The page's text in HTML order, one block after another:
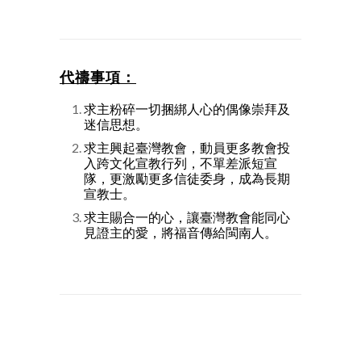
代禱事項：
求主粉碎一切捆綁人心的偶像崇拜及
迷信思想。
求主興起臺灣教會，動員更多教會投
入跨文化宣教行列，不單差派短宣
隊，更激勵更多信徒委身，成為長期
宣教士。
求主賜合一的心，讓臺灣教會能同心
見證主的愛，將福音傳給閩南人。